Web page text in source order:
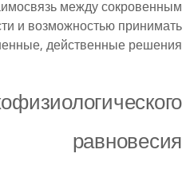
между сокровенным
и возможностью принимать
действенные решения.
равновесия